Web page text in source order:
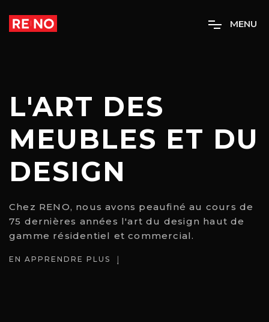
MENU
L'ART DES
MEUBLES ET DU
DESIGN
Chez RENO, nous avons peaufiné au cours de
75 dernières années l'art du design haut de
gamme résidentiel et commercial.
EN APPRENDRE PLUS